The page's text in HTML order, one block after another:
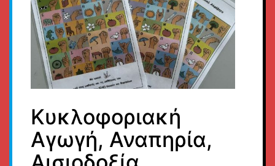
Κυκλοφοριακή
Αγωγή, Αναπηρία,